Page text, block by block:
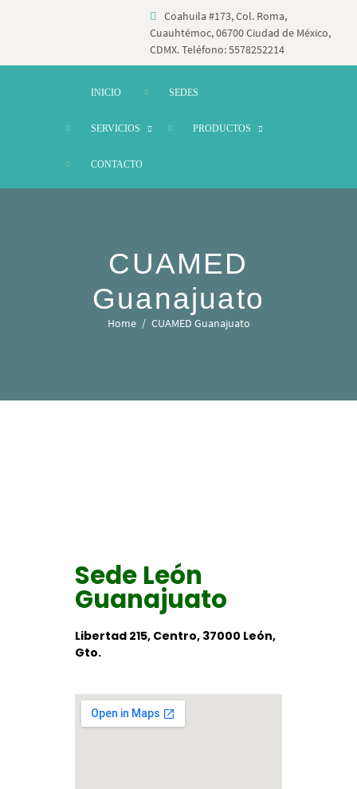
Coahuila #173, Col. Roma,
Cuauhtémoc, 06700 Ciudad de México,
CDMX. Teléfono: 5578252214
INICIO SEDES
SERVICIOS PRODUCTOS
CONTACTO
CUAMED
Guanajuato
Home CUAMED Guanajuato
Sede León
Guanajuato
Libertad 215, Centro, 37000 León,
Gto.